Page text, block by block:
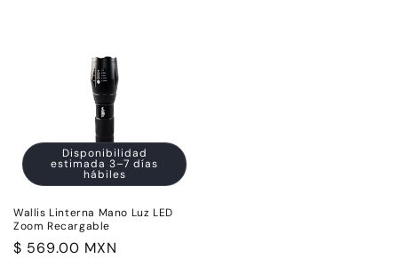
Disponibilidad
estimada 3–7 días
hábiles
Wallis Linterna Mano Luz LED
Zoom Recargable
Precio
$ 569.00 MXN